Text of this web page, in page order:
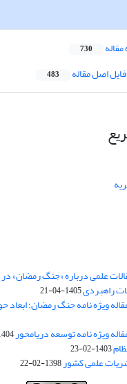
730
اصل مقاله 483
علمی درباره «جنگ رمضان»
راهبردی1405-04-21
ویژه نامه جنگ رمضان؛ ابعاد
ویژه نامه توسعه دریامحور08-26
1403-02-23
علمی کشور1398-02-22